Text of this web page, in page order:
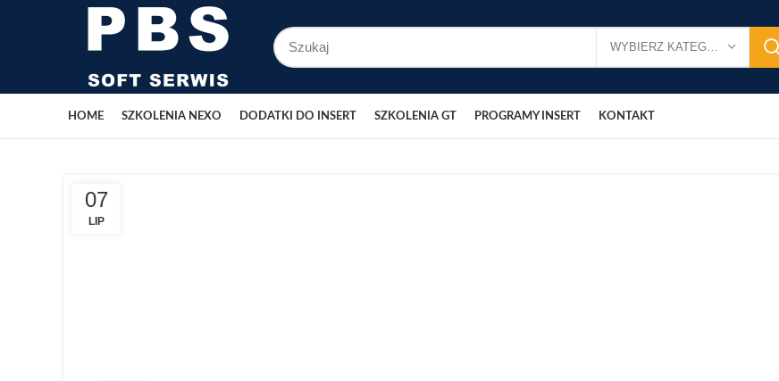
HOME SZKOLENIA NEXO DODATKI DO INSERT SZKOLENIA GT PROGRAMY INSERT KONTAKT
07
LIP